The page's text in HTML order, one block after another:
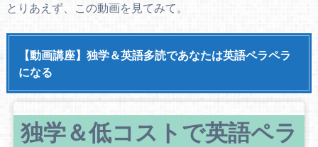
とりあえず、この動画を見てみて。
【動画講座】独学＆英語多読であなたは英語ペラペラ
になる
独学＆低コストで英語ペラ